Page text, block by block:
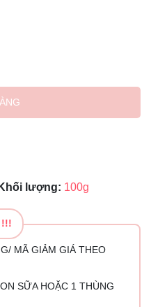
Khối lượng: 100g
!!!
MÃ GIẢM GIÁ THEO
SỮA HOẶC 1 THÙNG